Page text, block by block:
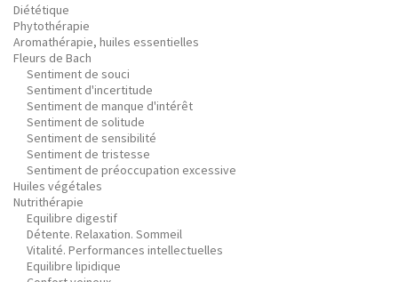
Diététique
Phytothérapie
Aromathérapie, huiles essentielles
Fleurs de Bach
Sentiment de souci
Sentiment d'incertitude
Sentiment de manque d'intérêt
Sentiment de solitude
Sentiment de sensibilité
Sentiment de tristesse
Sentiment de préoccupation excessive
Huiles végétales
Nutrithérapie
Equilibre digestif
Détente. Relaxation. Sommeil
Vitalité. Performances intellectuelles
Equilibre lipidique